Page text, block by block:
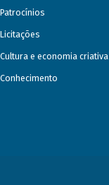
Patrocínios
Licitações
Cultura e economia criativa
Conhecimento